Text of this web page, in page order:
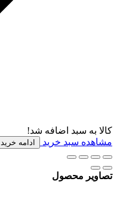
کالا به سبد اضافه شد!
مشاهده سبد خرید
ادامه خرید
تصاویر محصول